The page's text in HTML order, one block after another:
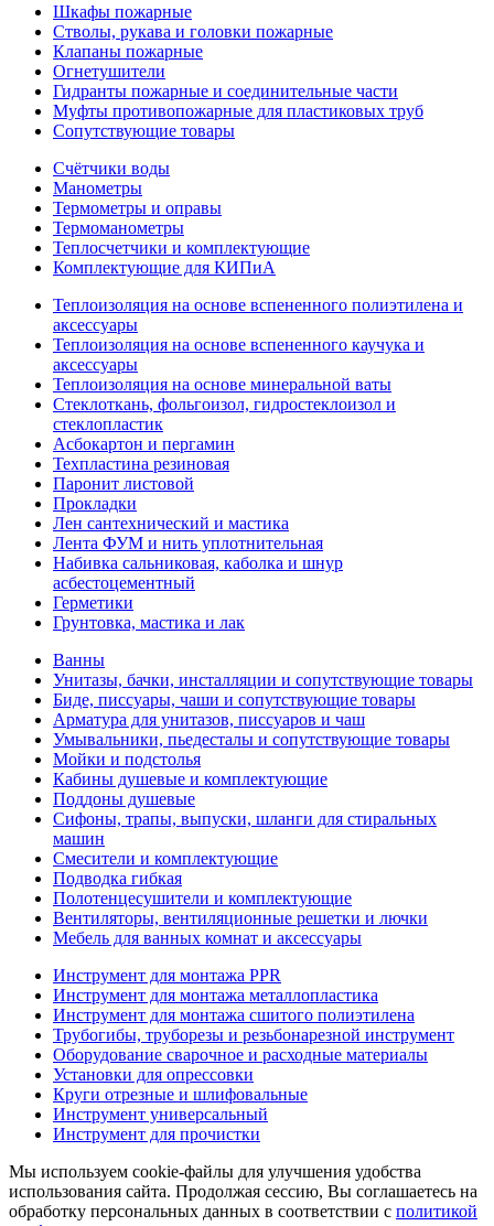
Шкафы пожарные
Стволы, рукава и головки пожарные
Клапаны пожарные
Огнетушители
Гидранты пожарные и соединительные части
Муфты противопожарные для пластиковых труб
Сопутствующие товары
Счётчики воды
Манометры
Термометры и оправы
Термоманометры
Теплосчетчики и комплектующие
Комплектующие для КИПиА
Теплоизоляция на основе вспененного полиэтилена и
аксессуары
Теплоизоляция на основе вспененного каучука и
аксессуары
Теплоизоляция на основе минеральной ваты
Стеклоткань, фольгоизол, гидростеклоизол и
стеклопластик
Асбокартон и пергамин
Техпластина резиновая
Паронит листовой
Прокладки
Лен сантехнический и мастика
Лента ФУМ и нить уплотнительная
Набивка сальниковая, каболка и шнур
асбестоцементный
Герметики
Грунтовка, мастика и лак
Ванны
Унитазы, бачки, инсталляции и сопутствующие товары
Биде, писсуары, чаши и сопутствующие товары
Арматура для унитазов, писсуаров и чаш
Умывальники, пьедесталы и сопутствующие товары
Мойки и подстолья
Кабины душевые и комплектующие
Поддоны душевые
Сифоны, трапы, выпуски, шланги для стиральных
машин
Смесители и комплектующие
Подводка гибкая
Полотенцесушители и комплектующие
Вентиляторы, вентиляционные решетки и лючки
Мебель для ванных комнат и аксессуары
Инструмент для монтажа PPR
Инструмент для монтажа металлопластика
Инструмент для монтажа сшитого полиэтилена
Трубогибы, труборезы и резьбонарезной инструмент
Оборудование сварочное и расходные материалы
Установки для опрессовки
Круги отрезные и шлифовальные
Инструмент универсальный
Инструмент для прочистки
Мы используем cookie-файлы для улучшения удобства
использования сайта. Продолжая сессию, Вы соглашаетесь на
обработку персональных данных в соответствии с политикой